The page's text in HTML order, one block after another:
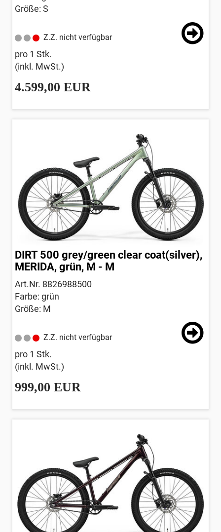
Größe: S
Z.Z. nicht verfügbar
pro 1 Stk.
(inkl. MwSt.)
4.599,00 EUR
DIRT 500 grey/green clear coat(silver),
MERIDA, grün, M - M
Art.Nr. 8826988500
Farbe: grün
Größe: M
Z.Z. nicht verfügbar
pro 1 Stk.
(inkl. MwSt.)
999,00 EUR